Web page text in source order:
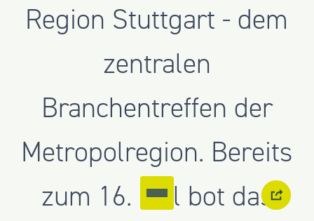
Region Stuttgart - dem
zentralen
Branchentreffen der
Metropolregion. Bereits
zum 16. Mal bot das